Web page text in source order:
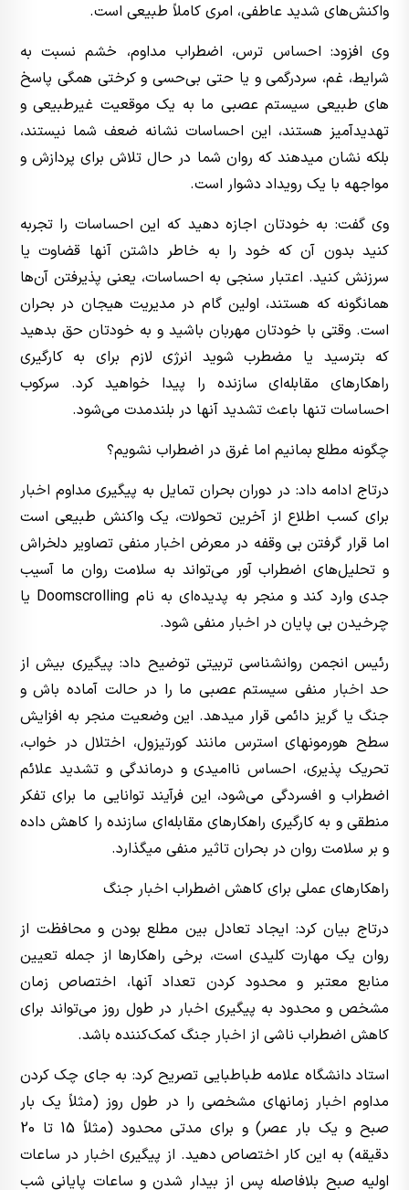
واکنش‌های شدید عاطفی، امری کاملاً طبیعی است.
وی افزود: احساس ترس، اضطراب مداوم، خشم نسبت به
شرایط، غم، سردرگمی و یا حتی بی‌حسی و کرختی همگی پاسخ
های طبیعی سیستم عصبی ما به یک موقعیت غیرطبیعی و
تهدیدآمیز هستند، این احساسات نشانه ضعف شما نیستند،
بلکه نشان میدهند که روان شما در حال تلاش برای پردازش و
مواجهه با یک رویداد دشوار است.
وی گفت: به خودتان اجازه دهید که این احساسات را تجربه
کنید بدون آن که خود را به خاطر داشتن آنها قضاوت یا
سرزنش کنید. اعتبار سنجی به احساسات، یعنی پذیرفتن آن‌ها
همانگونه که هستند، اولین گام در مدیریت هیجان در بحران
است. وقتی با خودتان مهربان باشید و به خودتان حق بدهید
که بترسید یا مضطرب شوید انرژی لازم برای به کارگیری
راهکارهای مقابله‌ای سازنده را پیدا خواهید کرد. سرکوب
احساسات تنها باعث تشدید آنها در بلندمدت می‌شود.
چگونه مطلع بمانیم اما غرق در اضطراب نشویم؟
درتاج ادامه داد: در دوران بحران تمایل به پیگیری مداوم اخبار
برای کسب اطلاع از آخرین تحولات، یک واکنش طبیعی است
اما قرار گرفتن بی وقفه در معرض اخبار منفی تصاویر دلخراش
و تحلیل‌های اضطراب آور می‌تواند به سلامت روان ما آسیب
جدی وارد کند و منجر به پدیده‌ای به نام Doomscrolling یا
چرخیدن بی پایان در اخبار منفی شود.
رئیس انجمن روانشناسی تربیتی توضیح داد: پیگیری بیش از
حد اخبار منفی سیستم عصبی ما را در حالت آماده باش و
جنگ یا گریز دائمی قرار میدهد. این وضعیت منجر به افزایش
سطح هورمونهای استرس مانند کورتیزول، اختلال در خواب،
تحریک پذیری، احساس ناامیدی و درماندگی و تشدید علائم
اضطراب و افسردگی می‌شود، این فرآیند توانایی ما برای تفکر
منطقی و به کارگیری راهکارهای مقابله‌ای سازنده را کاهش داده
و بر سلامت روان در بحران تاثیر منفی میگذارد.
راهکارهای عملی برای کاهش اضطراب اخبار جنگ
درتاج بیان کرد: ایجاد تعادل بین مطلع بودن و محافظت از
روان یک مهارت کلیدی است، برخی راهکارها از جمله تعیین
منابع معتبر و محدود کردن تعداد آنها، اختصاص زمان
مشخص و محدود به پیگیری اخبار در طول روز می‌تواند برای
کاهش اضطراب ناشی از اخبار جنگ کمک‌کننده باشد.
استاد دانشگاه علامه طباطبایی تصریح کرد: به جای چک کردن
مداوم اخبار زمانهای مشخصی را در طول روز (مثلاً یک بار
صبح و یک بار عصر) و برای مدتی محدود (مثلاً 15 تا 20
دقیقه) به این کار اختصاص دهید. از پیگیری اخبار در ساعات
اولیه صبح بلافاصله پس از بیدار شدن و ساعات پایانی شب